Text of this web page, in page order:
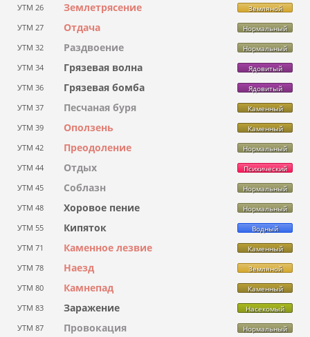
УТМ 26 Землетрясение Земляной
УТМ 27 Отдача Нормальный
УТМ 32 Раздвоение Нормальный
УТМ 34 Грязевая волна Ядовитый
УТМ 36 Грязевая бомба Ядовитый
УТМ 37 Песчаная буря Каменный
УТМ 39 Оползень Каменный
УТМ 42 Преодоление Нормальный
УТМ 44 Отдых Психический
УТМ 45 Соблазн Нормальный
УТМ 48 Хоровое пение Нормальный
УТМ 55 Кипяток Водный
УТМ 71 Каменное лезвие Каменный
УТМ 78 Наезд Земляной
УТМ 80 Камнепад Каменный
УТМ 83 Заражение Насекомый
УТМ 87 Провокация Нормальный